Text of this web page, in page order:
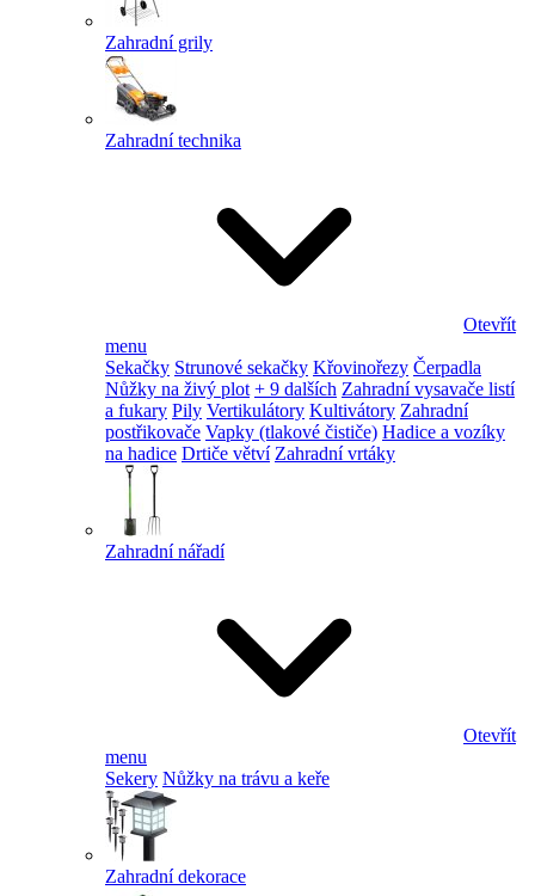
Zahradní grily
Zahradní technika
Otevřít
menu
Sekačky Strunové sekačky Křovinořezy Čerpadla
Nůžky na živý plot + 9 dalších Zahradní vysavače listí
a fukary Pily Vertikulátory Kultivátory Zahradní
postřikovače Vapky (tlakové čističe) Hadice a vozíky
na hadice Drtiče větví Zahradní vrtáky
Zahradní nářadí
Otevřít
menu
Sekery Nůžky na trávu a keře
Zahradní dekorace